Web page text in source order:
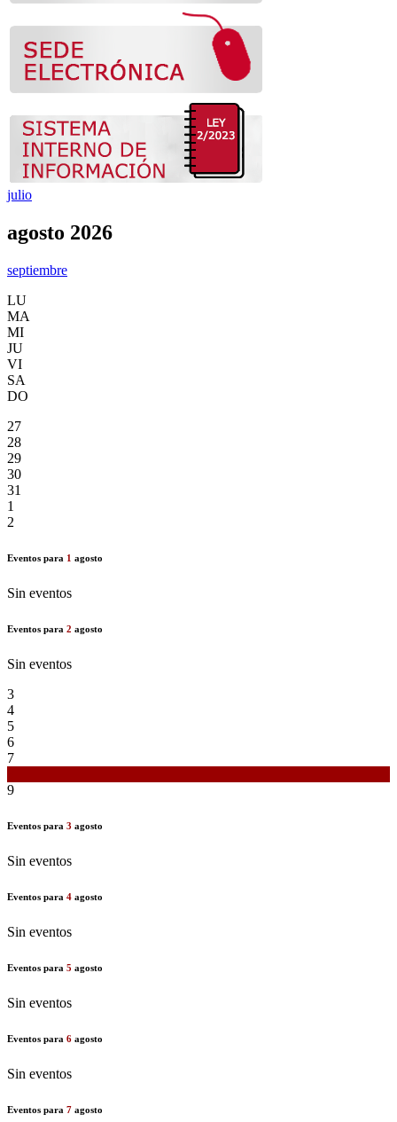
julio
agosto 2026
septiembre
LU
MA
MI
JU
VI
SA
DO
27
28
29
30
31
1
2
Eventos para 1 agosto
Sin eventos
Eventos para 2 agosto
Sin eventos
3
4
5
6
7
9
Eventos para 3 agosto
Sin eventos
Eventos para 4 agosto
Sin eventos
Eventos para 5 agosto
Sin eventos
Eventos para 6 agosto
Sin eventos
Eventos para 7 agosto